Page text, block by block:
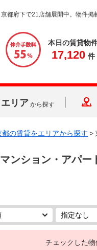
都府下で21店舗展開中。物件掲
本日の賃貸物
17,120 件
エリア から探す
都の賃貸をエリアから探す >
ンション・アパー
チェックした物